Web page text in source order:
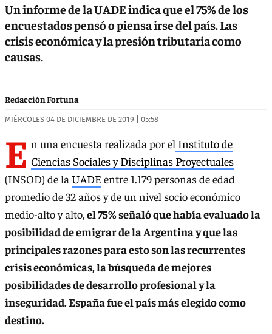
Un informe de la UADE indica que el 75% de los
encuestados pensó o piensa irse del país. Las
crisis económica y la presión tributaria como
causas.
Redacción Fortuna
MIÉRCOLES 04 DE DICIEMBRE DE 2019 | 05:58
E n una encuesta realizada por el Instituto de
Ciencias Sociales y Disciplinas Proyectuales
(INSOD) de la UADE entre 1.179 personas de edad
promedio de 32 años y de un nivel socio económico
medio-alto y alto,el 75% señaló que había evaluado la
posibilidad de emigrar de la Argentina y que las
principales razones para esto son las recurrentes
crisis económicas, la búsqueda de mejores
posibilidades de desarrollo profesional y la
inseguridad. España fue el país más elegido como
destino.